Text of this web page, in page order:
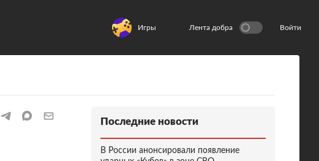
Игры Лента добра Войти
Последние новости
В России анонсировали появление